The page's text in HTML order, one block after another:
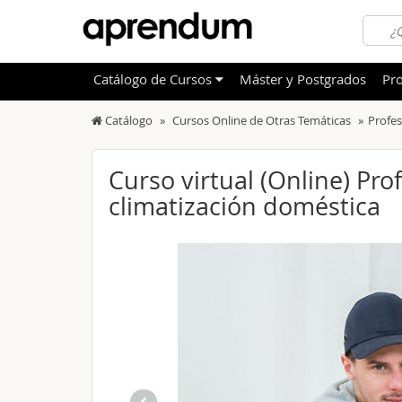
OFERTAS DESTACADAS
CURSOS MÁS VALORADOS
Idiomas
Otras
Catálogo Cursos Online de Otras Temáticas
Curso virtual (Online)
climatización doméstica
Catálogo de Cursos Máster y Postgrados